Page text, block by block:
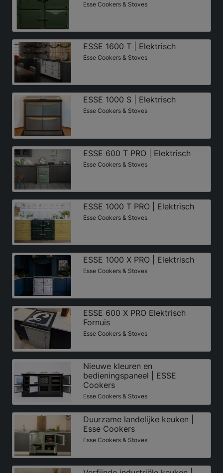
Esse Cookers & Stoves
ESSE 1600 T | Elektrisch
Esse Cookers & Stoves
ESSE 1000 S | Elektrisch
Esse Cookers & Stoves
ESSE 600 T PRO | Elektrisch
Esse Cookers & Stoves
ESSE 1000 T PRO | Elektrisch
Esse Cookers & Stoves
ESSE 1000 X PRO | Elektrisch
Esse Cookers & Stoves
ESSE 600 X PRO Elektrisch
Fornuis
Esse Cookers & Stoves
Nieuwe kleuren en
bedieningspaneel | ESSE
Cookers
Esse Cookers & Stoves
Duurzame landelijke keuken |
Esse Cookers
Esse Cookers & Stoves